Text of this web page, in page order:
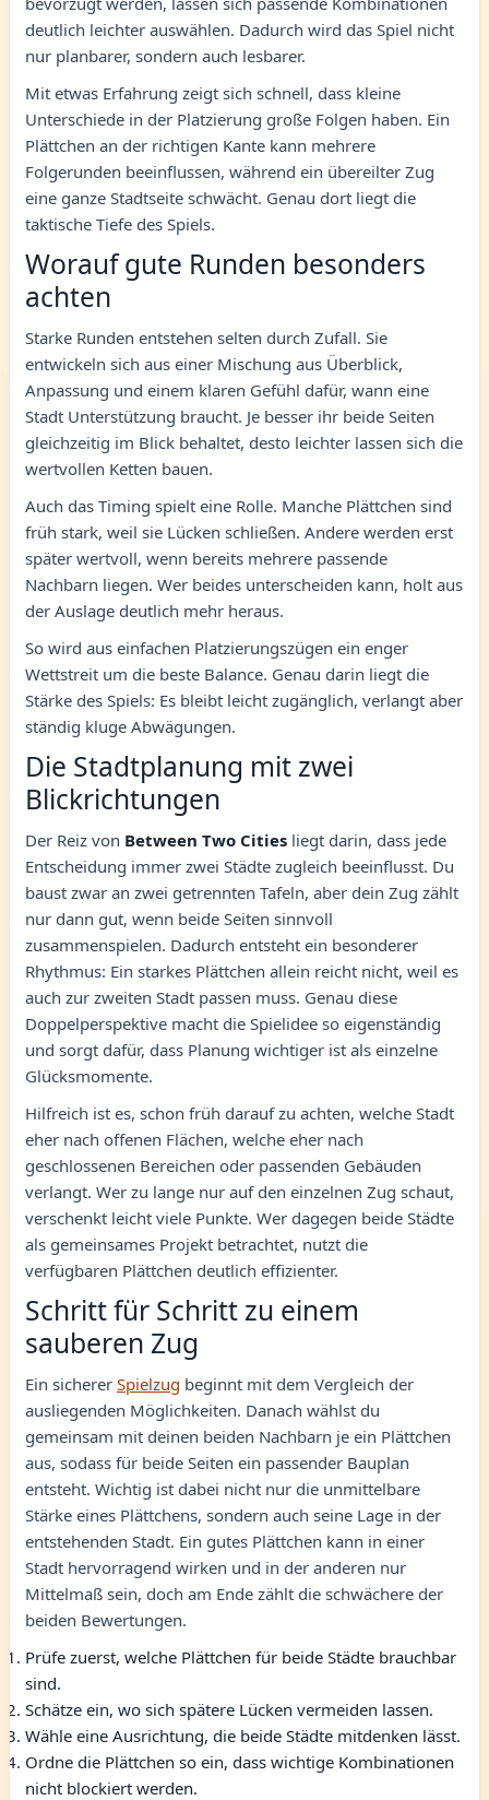
deutlich leichter auswählen. Dadurch wird das Spiel nicht
nur planbarer, sondern auch lesbarer.
Mit etwas Erfahrung zeigt sich schnell, dass kleine
Unterschiede in der Platzierung große Folgen haben. Ein
Plättchen an der richtigen Kante kann mehrere
Folgerunden beeinflussen, während ein übereilter Zug
eine ganze Stadtseite schwächt. Genau dort liegt die
taktische Tiefe des Spiels.
Worauf gute Runden besonders
achten
Starke Runden entstehen selten durch Zufall. Sie
entwickeln sich aus einer Mischung aus Überblick,
Anpassung und einem klaren Gefühl dafür, wann eine
Stadt Unterstützung braucht. Je besser ihr beide Seiten
gleichzeitig im Blick behaltet, desto leichter lassen sich die
wertvollen Ketten bauen.
Auch das Timing spielt eine Rolle. Manche Plättchen sind
früh stark, weil sie Lücken schließen. Andere werden erst
später wertvoll, wenn bereits mehrere passende
Nachbarn liegen. Wer beides unterscheiden kann, holt aus
der Auslage deutlich mehr heraus.
So wird aus einfachen Platzierungszügen ein enger
Wettstreit um die beste Balance. Genau darin liegt die
Stärke des Spiels: Es bleibt leicht zugänglich, verlangt aber
ständig kluge Abwägungen.
Die Stadtplanung mit zwei
Blickrichtungen
Der Reiz von Between Two Cities liegt darin, dass jede
Entscheidung immer zwei Städte zugleich beeinflusst. Du
baust zwar an zwei getrennten Tafeln, aber dein Zug zählt
nur dann gut, wenn beide Seiten sinnvoll
zusammenspielen. Dadurch entsteht ein besonderer
Rhythmus: Ein starkes Plättchen allein reicht nicht, weil es
auch zur zweiten Stadt passen muss. Genau diese
Doppelperspektive macht die Spielidee so eigenständig
und sorgt dafür, dass Planung wichtiger ist als einzelne
Glücksmomente.
Hilfreich ist es, schon früh darauf zu achten, welche Stadt
eher nach offenen Flächen, welche eher nach
geschlossenen Bereichen oder passenden Gebäuden
verlangt. Wer zu lange nur auf den einzelnen Zug schaut,
verschenkt leicht viele Punkte. Wer dagegen beide Städte
als gemeinsames Projekt betrachtet, nutzt die
verfügbaren Plättchen deutlich effizienter.
Schritt für Schritt zu einem
sauberen Zug
Ein sicherer Spielzug beginnt mit dem Vergleich der
ausliegenden Möglichkeiten. Danach wählst du
gemeinsam mit deinen beiden Nachbarn je ein Plättchen
aus, sodass für beide Seiten ein passender Bauplan
entsteht. Wichtig ist dabei nicht nur die unmittelbare
Stärke eines Plättchens, sondern auch seine Lage in der
entstehenden Stadt. Ein gutes Plättchen kann in einer
Stadt hervorragend wirken und in der anderen nur
Mittelmaß sein, doch am Ende zählt die schwächere der
beiden Bewertungen.
Prüfe zuerst, welche Plättchen für beide Städte brauchbar
sind.
Schätze ein, wo sich spätere Lücken vermeiden lassen.
Wähle eine Ausrichtung, die beide Städte mitdenken lässt.
Ordne die Plättchen so ein, dass wichtige Kombinationen
nicht blockiert werden.